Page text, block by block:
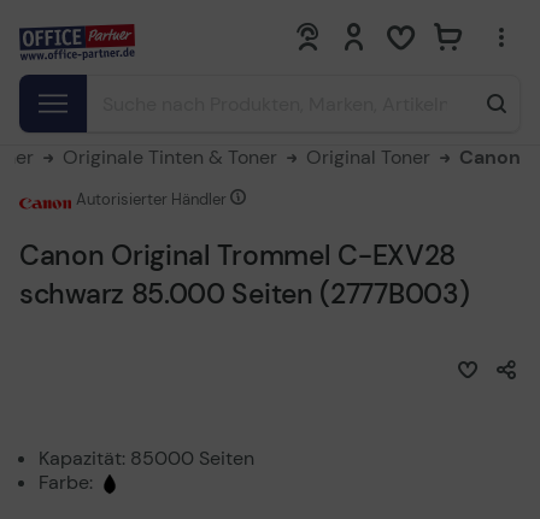
0 0
Originale Tinten & Toner Original Toner Canon
Canon Original Trommel C-EXV28
schwarz 85.000 Seiten (2777B003)
Autorisierter Händler
Kapazität: 85000 Seiten
Farbe: